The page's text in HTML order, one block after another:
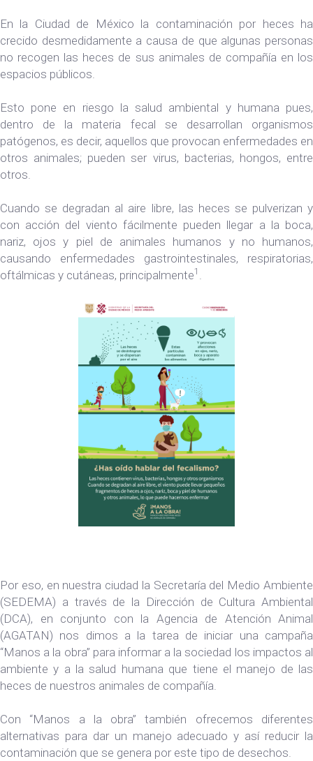
En la Ciudad de México la contaminación por heces ha
crecido desmedidamente a causa de que algunas personas
no recogen las heces de sus animales de compañía en los
espacios públicos.
Esto pone en riesgo la salud ambiental y humana pues,
dentro de la materia fecal se desarrollan organismos
patógenos, es decir, aquellos que provocan enfermedades en
otros animales; pueden ser virus, bacterias, hongos, entre
otros.
Cuando se degradan al aire libre, las heces se pulverizan y
con acción del viento fácilmente pueden llegar a la boca,
nariz, ojos y piel de animales humanos y no humanos,
causando enfermedades gastrointestinales, respiratorias,
oftálmicas y cutáneas, principalmente1
Por eso, en nuestra ciudad la Secretaría del Medio Ambiente
(SEDEMA) a través de la Dirección de Cultura Ambiental
(DCA), en conjunto con la Agencia de Atención Animal
(AGATAN) nos dimos a la tarea de iniciar una campaña
“Manos a la obra” para informar a la sociedad los impactos al
ambiente y a la salud humana que tiene el manejo de las
heces de nuestros animales de compañía.
Con “Manos a la obra” también ofrecemos diferentes
alternativas para dar un manejo adecuado y así reducir la
contaminación que se genera por este tipo de desechos.